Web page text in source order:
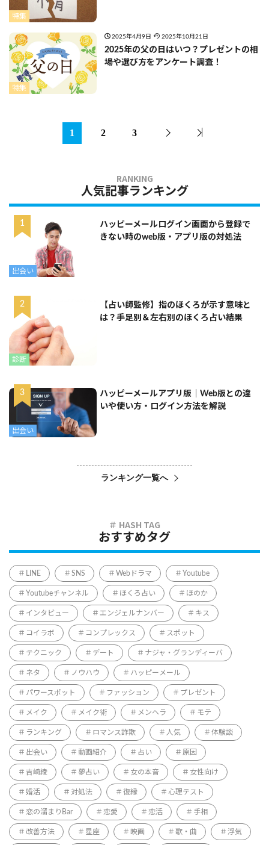
特集
特集
2025年4月9日 2025年10月21日
2025年の父の日はいつ？プレゼントの相
場や選び方をアンケート調査！
1 2 3
人気記事ランキング
出会い
ハッピーメールログイン画面から登録で
きない時のweb版・アプリ版の対処法
診断
【占い師監修】指のほくろが示す意味と
は？手足別＆左右別のほくろ占い結果
出会い
ハッピーメールアプリ版｜Web版との違
いや使い方・ログイン方法を解説
ランキング一覧へ
おすすめタグ
LINE SNS Webドラマ Youtube
Youtubeチャンネル ほくろ占い ほのか
インタビュー エンジェルナンバー キス
コイラボ コンプレックス スポット
テクニック デート ナジャ・グランディーバ
ネタ ノウハウ ハッピーメール
パワースポット ファッション プレゼント
メイク メイク術 メンヘラ モテ
ランキング ロマンス詐欺 人気 体験談
出会い 動画紹介 占い 原因
吉崎綾 夢占い 女の本音 女性向け
婚活 対処法 復縁 心理テスト
恋の溜まりBar 恋愛 恋活 手相
改善方法 星座 映画 歌・曲 浮気